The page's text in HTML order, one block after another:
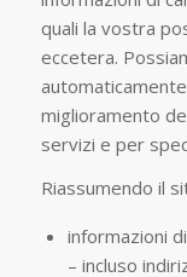
quali la vostra
eccetera.
miglioramento
servizi e per
Riassumendo il
informazioni
– incluso